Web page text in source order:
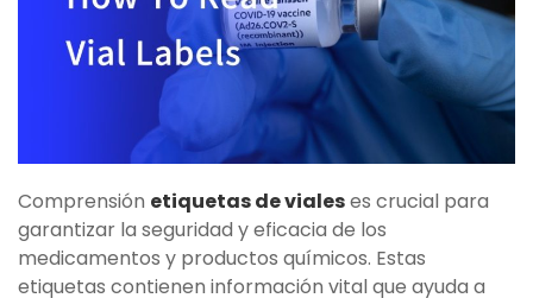
Comprensión etiquetas de vialeses crucial para
garantizar la seguridad y eficacia de los
medicamentos y productos químicos. Estas
etiquetas contienen información vital que ayuda a